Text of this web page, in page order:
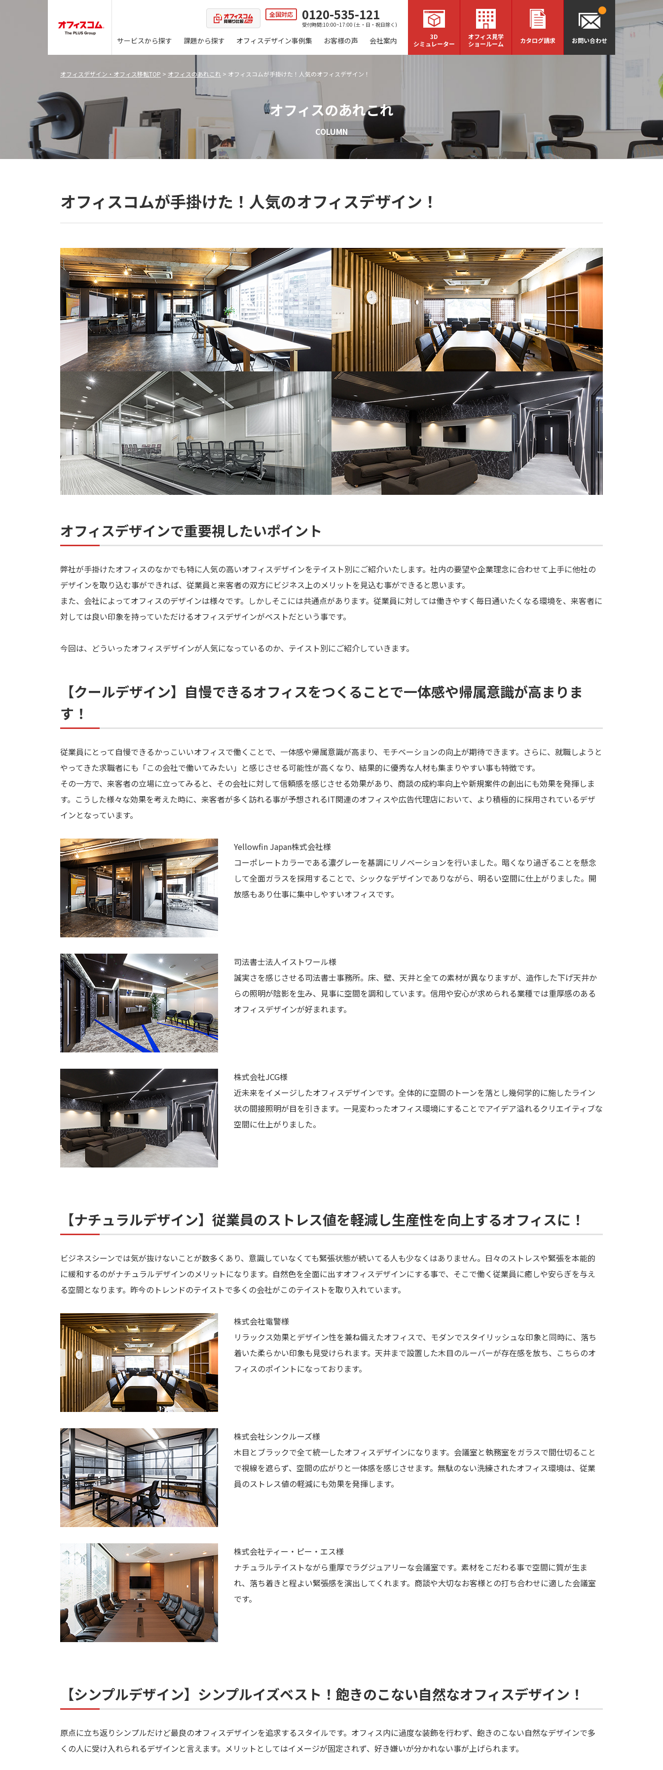
全国対応 0120-535-121
受付時間:10:00~17:00 (土・日・祝日除く)
サービスから探す 課題から探す オフィスデザイン事例集 お客様の声 会社案内
3D
シミュレーター
オフィス見学
ショールーム
カタログ請求 お問い合わせ
オフィスデザイン・オフィス移転TOP > オフィスのあれこれ > オフィスコムが手掛けた！人気のオフィスデザイン！
オフィスのあれこれ
COLUMN
オフィスコムが手掛けた！人気のオフィスデザイン！
オフィスデザインで重要視したいポイント
弊社が手掛けたオフィスのなかでも特に人気の高いオフィスデザインをテイスト別にご紹介いたします。社内の要望や企業理念に合わせて上手に他社の
デザインを取り込む事ができれば、従業員と来客者の双方にビジネス上のメリットを見込む事ができると思います。
また、会社によってオフィスのデザインは様々です。しかしそこには共通点があります。従業員に対しては働きやすく毎日通いたくなる環境を、来客者に
対しては良い印象を持っていただけるオフィスデザインがベストだという事です。
今回は、どういったオフィスデザインが人気になっているのか、テイスト別にご紹介していきます。
【クールデザイン】自慢できるオフィスをつくることで一体感や帰属意識が高まりま
す！
従業員にとって自慢できるかっこいいオフィスで働くことで、一体感や帰属意識が高まり、モチベーションの向上が期待できます。さらに、就職しようと
やってきた求職者にも「この会社で働いてみたい」と感じさせる可能性が高くなり、結果的に優秀な人材も集まりやすい事も特徴です。
その一方で、来客者の立場に立ってみると、その会社に対して信頼感を感じさせる効果があり、商談の成約率向上や新規案件の創出にも効果を発揮しま
す。こうした様々な効果を考えた時に、来客者が多く訪れる事が予想されるIT関連のオフィスや広告代理店において、より積極的に採用されているデザ
インとなっています。
Yellowfin Japan株式会社様
コーポレートカラーである濃グレーを基調にリノベーションを行いました。暗くなり過ぎることを懸念
して全面ガラスを採用することで、シックなデザインでありながら、明るい空間に仕上がりました。開
放感もあり仕事に集中しやすいオフィスです。
司法書士法人イストワール様
誠実さを感じさせる司法書士事務所。床、壁、天井と全ての素材が異なりますが、造作した下げ天井か
らの照明が陰影を生み、見事に空間を調和しています。信用や安心が求められる業種では重厚感のある
オフィスデザインが好まれます。
株式会社JCG様
近未来をイメージしたオフィスデザインです。全体的に空間のトーンを落とし幾何学的に施したライン
状の間接照明が目を引きます。一見変わったオフィス環境にすることでアイデア溢れるクリエイティブな
空間に仕上がりました。
【ナチュラルデザイン】従業員のストレス値を軽減し生産性を向上するオフィスに！
ビジネスシーンでは気が抜けないことが数多くあり、意識していなくても緊張状態が続いてる人も少なくはありません。日々のストレスや緊張を本能的
に緩和するのがナチュラルデザインのメリットになります。自然色を全面に出すオフィスデザインにする事で、そこで働く従業員に癒しや安らぎを与え
る空間となります。昨今のトレンドのテイストで多くの会社がこのテイストを取り入れています。
株式会社電警様
リラックス効果とデザイン性を兼ね備えたオフィスで、モダンでスタイリッシュな印象と同時に、落ち
着いた柔らかい印象も見受けられます。天井まで設置した木目のルーバーが存在感を放ち、こちらのオ
フィスのポイントになっております。
株式会社シンクルーズ様
木目とブラックで全て統一したオフィスデザインになります。会議室と執務室をガラスで間仕切ること
で視線を遮らず、空間の広がりと一体感を感じさせます。無駄のない洗練されたオフィス環境は、従業
員のストレス値の軽減にも効果を発揮します。
株式会社ティー・ピー・エス様
ナチュラルテイストながら重厚でラグジュアリーな会議室です。素材をこだわる事で空間に質が生ま
れ、落ち着きと程よい緊張感を演出してくれます。商談や大切なお客様との打ち合わせに適した会議室
です。
【シンプルデザイン】シンプルイズベスト！飽きのこない自然なオフィスデザイン！
原点に立ち返りシンプルだけど最良のオフィスデザインを追求するスタイルです。オフィス内に過度な装飾を行わず、飽きのこない自然なデザインで多
くの人に受け入れられるデザインと言えます。メリットとしてはイメージが固定されず、好き嫌いが分かれない事が上げられます。